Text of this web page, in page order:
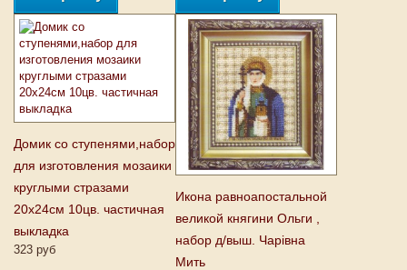
Домик со ступенями,набор
для изготовления мозаики
круглыми стразами
20х24см 10цв. частичная
выкладка
323 руб
Икона равноапостальной
великой княгини Ольги ,
набор д/выш. Чарiвна
Мить